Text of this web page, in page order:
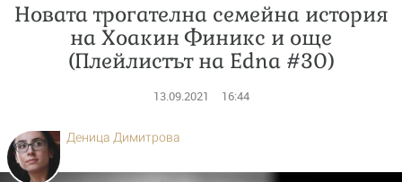
Новата трогателна семейна история
на Хоакин Финикс и още
(Плейлистът на Edna #30)
13.09.2021 16:44
Деница Димитрова